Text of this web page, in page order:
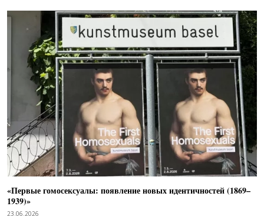
«Первые гомосексуалы: появление новых идентичностей (1869–
1939)»
23.06.2026